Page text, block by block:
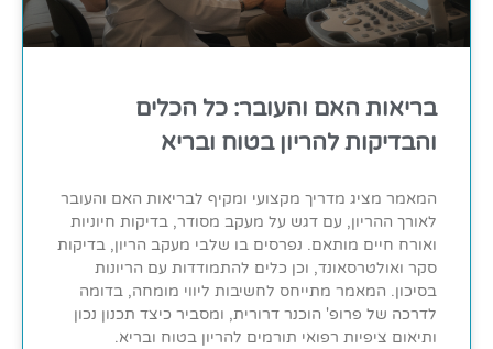
בריאות האם והעובר: כל הכלים
והבדיקות להריון בטוח ובריא
המאמר מציג מדריך מקצועי ומקיף לבריאות האם והעובר
לאורך ההריון, עם דגש על מעקב מסודר, בדיקות חיוניות
ואורח חיים מותאם. נפרסים בו שלבי מעקב הריון, בדיקות
סקר ואולטרסאונד, וכן כלים להתמודדות עם הריונות
בסיכון. המאמר מתייחס לחשיבות ליווי מומחה, בדומה
לדרכה של פרופ' הוכנר דרורית, ומסביר כיצד תכנון נכון
ותיאום ציפיות רפואי תורמים להריון בטוח ובריא.